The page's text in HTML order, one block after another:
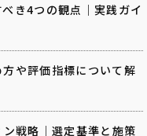
き4つの観点｜実践ガイ
方や評価指標について解
戦略｜選定基準と施策